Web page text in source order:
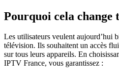
Pourquoi cela change
Les utilisateurs veulent aujourd’hui
télévision. Ils souhaitent un accès
sur tous leurs appareils. En
IPTV France, vous garantissez :